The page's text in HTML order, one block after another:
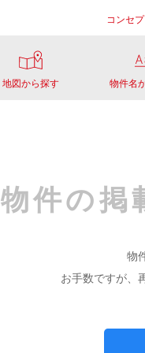
コンセプ
地図から探す 物件名
物件の掲
物
お手数ですが、